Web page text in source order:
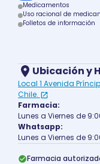
Medicamentos
Uso racional de
Folletos de información
Ubicación y
Local 1 Avenida
Chile.
Farmacia:
Lunes a Viernes de
Whatsapp:
Lunes a Viernes de
Farmacia